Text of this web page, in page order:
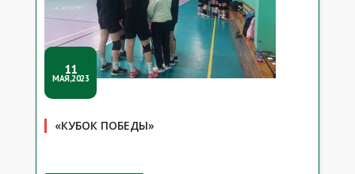
11
МАЯ,2023
«КУБОК ПОБЕДЫ»